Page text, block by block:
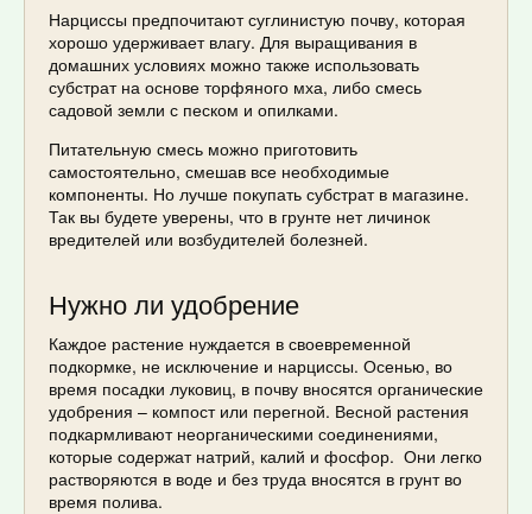
Нарциссы предпочитают суглинистую почву, которая
хорошо удерживает влагу. Для выращивания в
домашних условиях можно также использовать
субстрат на основе торфяного мха, либо смесь
садовой земли с песком и опилками.
Питательную смесь можно приготовить
самостоятельно, смешав все необходимые
компоненты. Но лучше покупать субстрат в магазине.
Так вы будете уверены, что в грунте нет личинок
вредителей или возбудителей болезней.
Нужно ли удобрение
Каждое растение нуждается в своевременной
подкормке, не исключение и нарциссы. Осенью, во
время посадки луковиц, в почву вносятся органические
удобрения – компост или перегной. Весной растения
подкармливают неорганическими соединениями,
которые содержат натрий, калий и фосфор. Они легко
растворяются в воде и без труда вносятся в грунт во
время полива.